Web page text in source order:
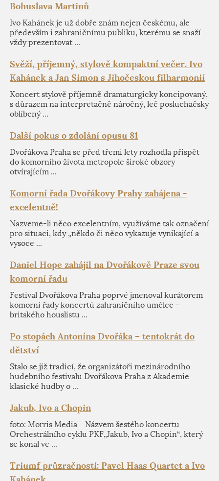
Bohuslava Martinů
Ivo Kahánek je už dobře znám nejen českému, ale
především i zahraničnímu publiku, kterému se snaží
vždy prezentovat ...
Svěží, příjemný, stylově kompaktní večer. Ivo
Kahánek a Jan Simon s Jihočeskou filharmonií
Koncert stylově příjemně dramaturgicky koncipovaný,
s důrazem na interpretačně náročný, leč posluchačsky
oblíbený ...
Další pokus o zdolání opusu 81
Dvořákova Praha se před třemi lety rozhodla přispět
do komorního života metropole široké obzory
otvírajícím ...
Komorní řada Dvořákovy Prahy zahájena -
excelentně!
Nazveme-li něco excelentním, využíváme tak označení
pro situaci, kdy „někdo či něco vykazuje vynikající a
vysoce ...
Daniel Hope zahájil na Dvořákově Praze svou
komorní řadu
Festival Dvořákova Praha poprvé jmenoval kurátorem
komorní řady koncertů zahraničního umělce –
britského houslistu ...
Po stopách Antonína Dvořáka – tentokrát do
dětství
Stalo se již tradicí, že organizátoři mezinárodního
hudebního festivalu Dvořákova Praha z Akademie
klasické hudby o ...
Jakub, Ivo a Chopin
foto: Morris Media Názvem šestého koncertu
Orchestrálního cyklu PKF„Jakub, Ivo a Chopin“, který
se konal ve ...
Triumf průzračnosti: Pavel Haas Quartet a Ivo